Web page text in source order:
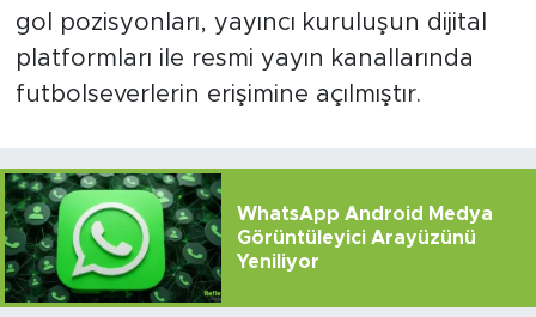
gol pozisyonları, yayıncı kuruluşun dijital
platformları ile resmi yayın kanallarında
futbolseverlerin erişimine açılmıştır.
WhatsApp Android Medya
Görüntüleyici Arayüzünü
Yeniliyor